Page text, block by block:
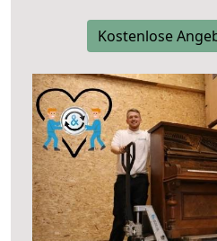
Kostenlose